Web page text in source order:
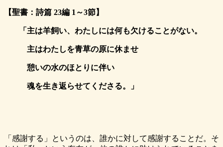
【聖書：詩篇 23編 1～3節】
「主は羊飼い、わたしには何も欠けることがない。
主はわたしを青草の原に休ませ
憩いの水のほとりに伴い
魂を生き返らせてくださる。」
「感謝する」というのは、誰かに対して感謝することだ。そ